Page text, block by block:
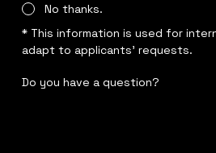
No thanks.
* This information is used for
adapt to applicants' requests.
Do you have a question?